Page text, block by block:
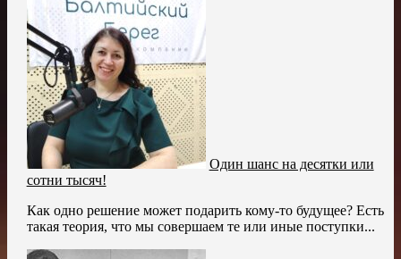
Один шанс на десятки или
сотни тысяч!
Как одно решение может подарить кому-то будущее? Есть
такая теория, что мы совершаем те или иные поступки...